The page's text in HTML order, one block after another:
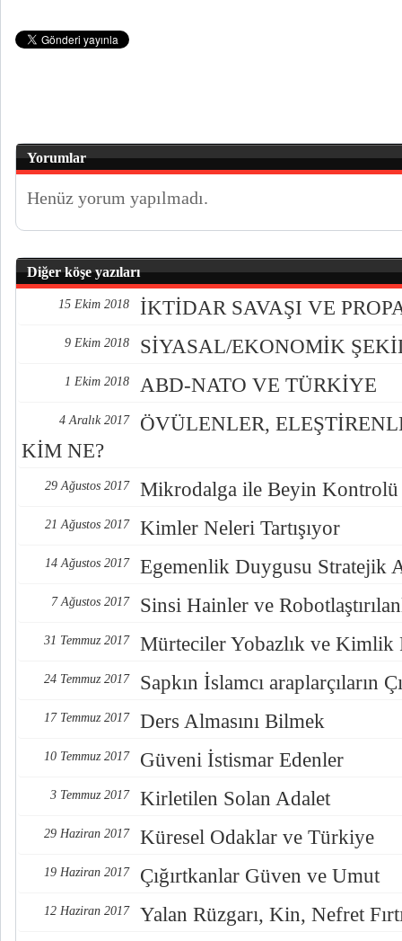
Yorumlar
Henüz yorum yapılmadı.
Diğer köşe yazıları
15 Ekim 2018 İKTİDAR SAVAŞI VE
9 Ekim 2018 SİYASAL/EKONOMİK
1 Ekim 2018 ABD-NATO VE TÜRKİYE
4 Aralık 2017
ÖVÜLENLER,
KİM NE?
29 Ağustos 2017 Mikrodalga ile Beyin Kontrolü
21 Ağustos 2017 Kimler Neleri Tartışıyor
14 Ağustos 2017 Egemenlik Duygusu Stratejik
7 Ağustos 2017 Sinsi Hainler ve
31 Temmuz 2017 Mürteciler Yobazlık ve Kimlik
24 Temmuz 2017 Sapkın İslamcı araplarçıların
17 Temmuz 2017 Ders Almasını Bilmek
10 Temmuz 2017 Güveni İstismar Edenler
3 Temmuz 2017 Kirletilen Solan Adalet
29 Haziran 2017 Küresel Odaklar ve Türkiye
19 Haziran 2017 Çığırtkanlar Güven ve Umut
12 Haziran 2017 Yalan Rüzgarı, Kin, Nefret